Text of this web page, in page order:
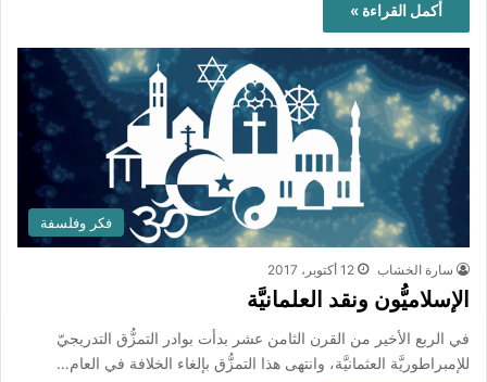
أكمل القراءة »
فكر وفلسفة
سارة الخشاب 12 أكتوبر، 2017
الإسلاميُّون ونقد العلمانيَّة
في الربع الأخير من القرن الثامن عشر بدأت بوادر التمزُّق التدريجيّ
للإمبراطوريَّة العثمانيَّة، وانتهى هذا التمزُّق بإلغاء الخلافة في العام…